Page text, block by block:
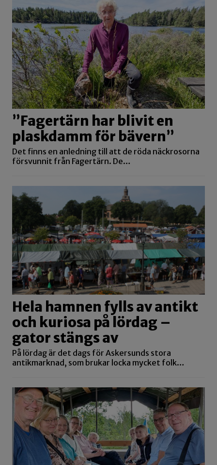
”Fagertärn har blivit en
plaskdamm för bävern”
Det finns en anledning till att de röda näckrosorna
försvunnit från Fagertärn. De…
Hela hamnen fylls av antikt
och kuriosa på lördag –
gator stängs av
På lördag är det dags för Askersunds stora
antikmarknad, som brukar locka mycket folk…